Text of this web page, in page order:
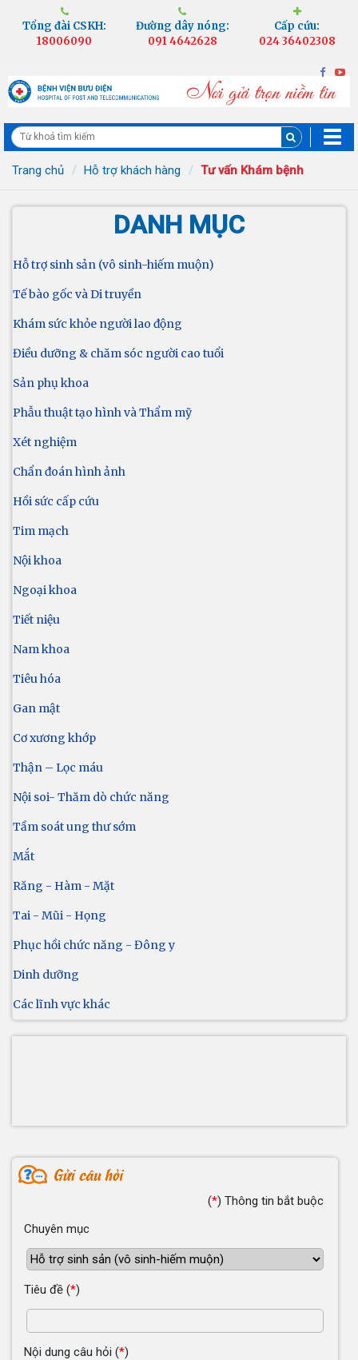
Tổng đài CSKH:
18006090
Đường dây nóng:
091 4642628
Cấp cứu:
024 36402308
Trang chủ Hỗ trợ khách hàng Tư vấn Khám bệnh
DANH MỤC
Hỗ trợ sinh sản (vô sinh-hiếm muộn)
Tế bào gốc và Di truyền
Khám sức khỏe người lao động
Điều dưỡng & chăm sóc người cao tuổi
Sản phụ khoa
Phẫu thuật tạo hình và Thẩm mỹ
Xét nghiệm
Chẩn đoán hình ảnh
Hồi sức cấp cứu
Tim mạch
Nội khoa
Ngoại khoa
Tiết niệu
Nam khoa
Tiêu hóa
Gan mật
Cơ xương khớp
Thận – Lọc máu
Nội soi- Thăm dò chức năng
Tầm soát ung thư sớm
Mắt
Răng - Hàm - Mặt
Tai - Mũi - Họng
Phục hồi chức năng - Đông y
Dinh dưỡng
Các lĩnh vực khác
(*) Thông tin bắt buộc
Chuyên mục
Tiêu đề (*)
Nội dung câu hỏi (*)